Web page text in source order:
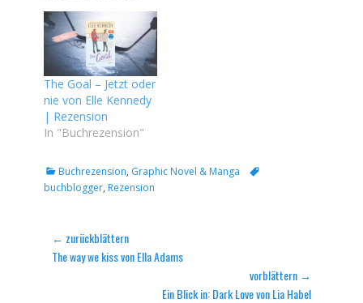
The Goal – Jetzt oder
nie von Elle Kennedy
| Rezension
In "Buchrezension"
Kategorien
Buchrezension, Graphic Novel & Manga
Tags
buchblogger, Rezension
Beitragsnavigation
← zurückblättern
Vorheriger
The way we kiss von Ella Adams
vorblättern →
Ein Blick in: Dark Love von Lia Habel